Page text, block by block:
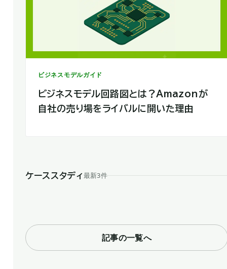
ビジネスモデルガイド
ビジネスモデル回路図とは？Amazonが
自社の売り場をライバルに開いた理由
ケーススタディ最新3件
記事の一覧へ